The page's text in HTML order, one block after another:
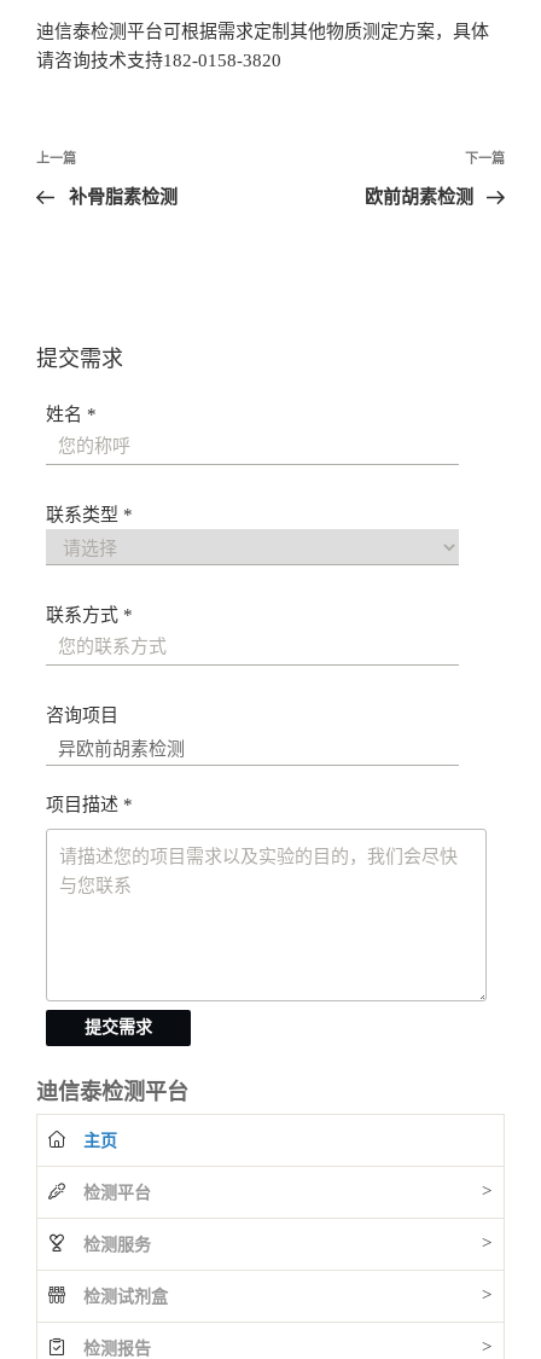
迪信泰检测平台
主页
检测平台 >
检测服务 >
检测试剂盒 >
检测报告 >
迪信泰检测平台可根据需求定制其他物质测定方案，具体
请咨询技术支持182-0158-3820
文
章
上一篇
补骨脂素检测
下一篇
欧前胡素检测
提交需求
姓名 *
联系类型 *
联系方式 *
咨询项目
项目描述 *
提交需求